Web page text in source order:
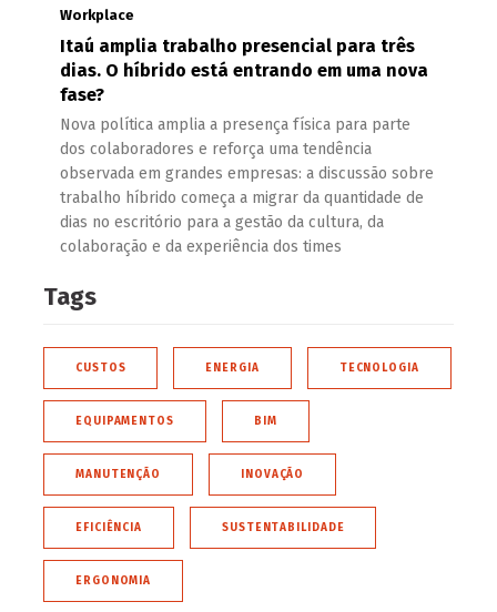
Workplace
Itaú amplia trabalho presencial para três
dias. O híbrido está entrando em uma nova
fase?
Nova política amplia a presença física para parte
dos colaboradores e reforça uma tendência
observada em grandes empresas: a discussão sobre
trabalho híbrido começa a migrar da quantidade de
dias no escritório para a gestão da cultura, da
colaboração e da experiência dos times
Tags
CUSTOS ENERGIA TECNOLOGIA
EQUIPAMENTOS BIM
MANUTENÇÃO INOVAÇÃO
EFICIÊNCIA SUSTENTABILIDADE
ERGONOMIA